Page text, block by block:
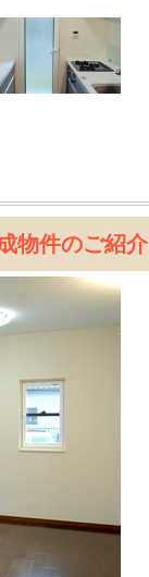
物件のご紹介